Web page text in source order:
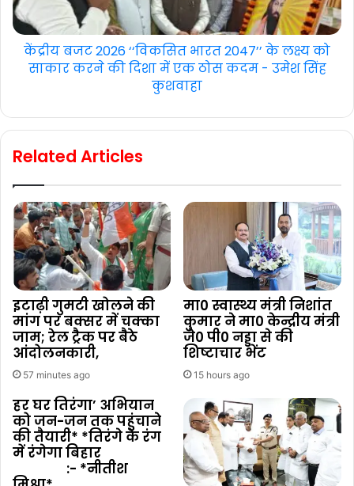
केंद्रीय बजट 2026 ‘‘विकसित भारत 2047’’ के लक्ष्य को
साकार करने की दिशा में एक ठोस कदम - उमेश सिंह
कुशवाहा
Related Articles
इटाढ़ी गुमटी खोलने की
मांग पर बक्सर में चक्का
जाम; रेल ट्रैक पर बैठे
आंदोलनकारी,
57 minutes ago
मा0 स्वास्थ्य मंत्री निशांत
कुमार ने मा0 केन्द्रीय मंत्री
जे0 पी0 नड्डा से की
शिष्टाचार भेंट
15 hours ago
हर घर तिरंगा’ अभियान
को जन-जन तक पहुंचाने
की तैयारी* *तिरंगे के रंग
में रंगेगा बिहार
:- *नीतीश